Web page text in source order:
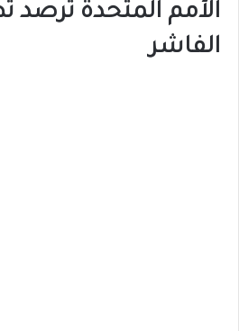
الأمم المتحدة ترصد
الفاشر